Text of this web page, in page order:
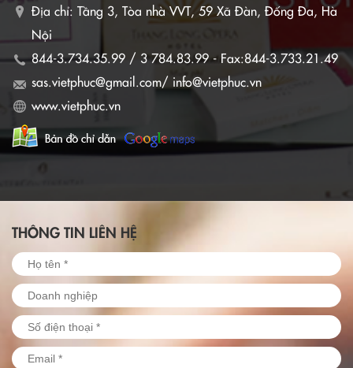
Địa chỉ: Tầng 3, Tòa nhà VVT, 59 Xã Đàn, Đống Đa, Hà
Nội
844-3.734.35.99 / 3 784.83.99 - Fax:844-3.733.21.49
sas.vietphuc@gmail.com/ info@vietphuc.vn
www.vietphuc.vn
THÔNG TIN LIÊN HỆ